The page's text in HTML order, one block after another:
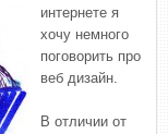
интернете я
хочу немного
поговорить про
веб дизайн.
В отличии от